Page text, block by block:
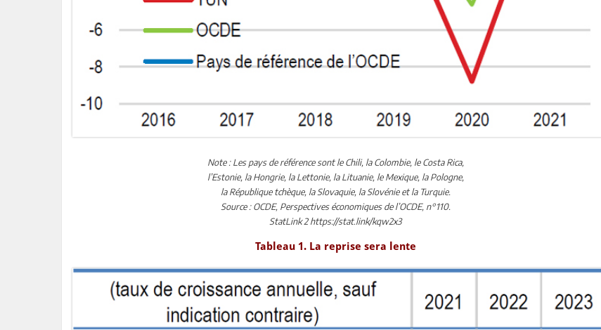
Note : Les pays de référence sont le Chili, la Colombie, le Costa Rica,
l’Estonie, la Hongrie, la Lettonie, la Lituanie, le Mexique, la Pologne,
la République tchèque, la Slovaquie, la Slovénie et la Turquie.
Source : OCDE, Perspectives économiques de l’OCDE, n°110.
StatLink 2 https://stat.link/kqw2x3
Tableau 1. La reprise sera lente